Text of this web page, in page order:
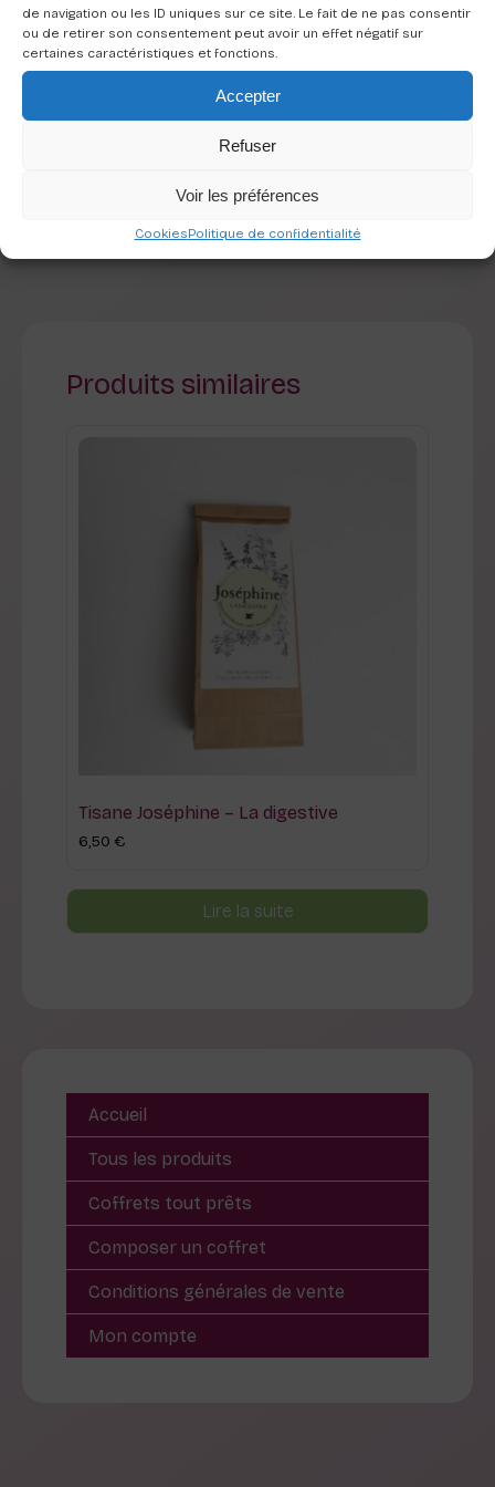
de navigation ou les ID uniques sur ce site. Le fait de ne pas consentir
ou de retirer son consentement peut avoir un effet négatif sur
certaines caractéristiques et fonctions.
Accepter
Refuser
Voir les préférences
CookiesPolitique de confidentialité
verveine (aloysia citrodora)
aubépine (crataegus)
marjolaine (origanum majorana)
Ce mélange est déconseillé aux femmes
enceintes ou allaitantes, aux enfants de
moins de 6 ans et aux personnes présentant
Produits similaires
Tisane Joséphine – La digestive
6,50 €
Lire la suite
Accueil
Tous les produits
Coffrets tout prêts
Composer un coffret
Conditions générales de vente
Mon compte